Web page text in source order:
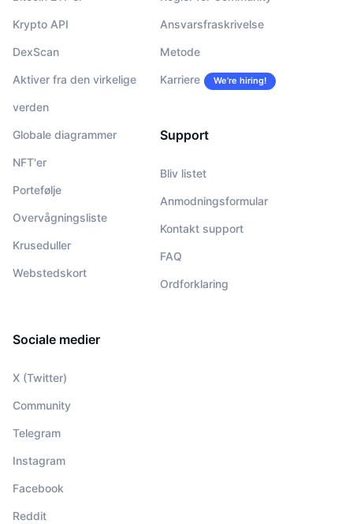
Krypto API
DexScan
Aktiver fra den virkelige
verden
Globale diagrammer
NFT'er
Portefølje
Overvågningsliste
Kruseduller
Webstedskort
Ansvarsfraskrivelse
Metode
Karriere We’re hiring!
Support
Bliv listet
Anmodningsformular
Kontakt support
FAQ
Ordforklaring
Sociale medier
X (Twitter)
Community
Telegram
Instagram
Facebook
Reddit